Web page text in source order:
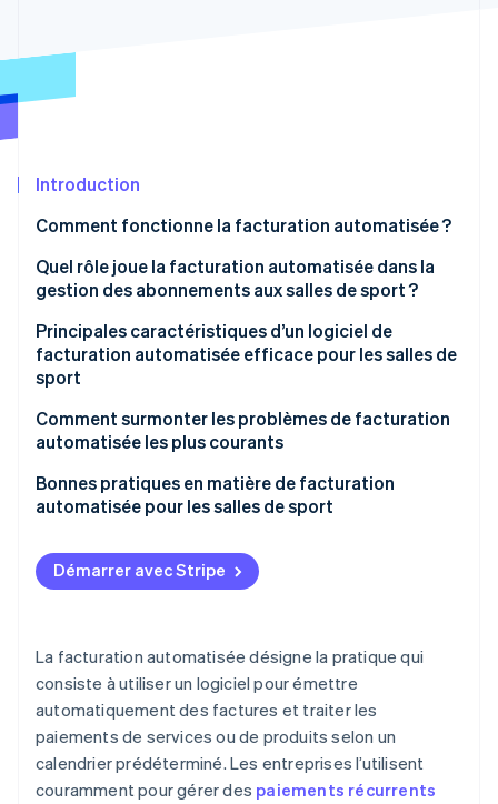
Radar
Atlas
Élimination du carbone
Vérification de l'identité
Stripe Sessions 2026
Découvrez comment Stripe construit l’infrastructure
Introduction
Comment fonctionne la facturation automatisée ?
Quel rôle joue la facturation automatisée dans la
gestion des abonnements aux salles de sport ?
Principales caractéristiques d’un logiciel de
facturation automatisée efficace pour les salles de
sport
Gestion des abonnements aux salles de sport
Facturation et paiements
Suivi de la fréquentation
Intégration des points de vente (PDV)
Marketing et communication
Gestion de la relation client (CRM)
Application mobile
Autres intégrations
Comment surmonter les problèmes de facturation
automatisée les plus courants
Échecs de paiement
Factures erronées
Litiges clients
Inquiétudes liées à la sécurité
Bonnes pratiques en matière de facturation
automatisée pour les salles de sport
Choix du logiciel
Communication avec le client
Gestion des erreurs
Amélioration continue
Démarrer avec Stripe
La facturation automatisée désigne la pratique qui
consiste à utiliser un logiciel pour émettre
automatiquement des factures et traiter les
paiements de services ou de produits selon un
calendrier prédéterminé. Les entreprises l’utilisent
couramment pour gérer des paiements récurrents